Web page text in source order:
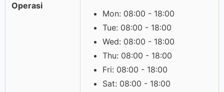
Operasi
Mon: 08:00 - 18:00
Tue: 08:00 - 18:00
Wed: 08:00 - 18:00
Thu: 08:00 - 18:00
Fri: 08:00 - 18:00
Sat: 08:00 - 18:00